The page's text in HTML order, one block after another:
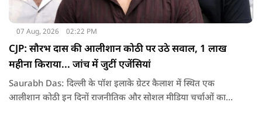
07 Aug, 2026 02:22 PM
CJP: सौरभ दास की आलीशान कोठी पर उठे सवाल, 1 लाख
महीना किराया... जांच में जुटीं एजेंसियां
Saurabh Das: दिल्ली के पॉश इलाके ग्रेटर कैलाश में स्थित एक
आलीशान कोठी इन दिनों राजनीतिक और सोशल मीडिया चर्चाओं का